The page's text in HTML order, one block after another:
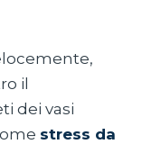
il
dei vasi
stress da